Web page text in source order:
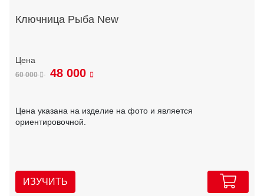
Ключница Рыба New
60 000 48 000
Цена указана на изделие на фото и является
ориентировочной.
ИЗУЧИТЬ